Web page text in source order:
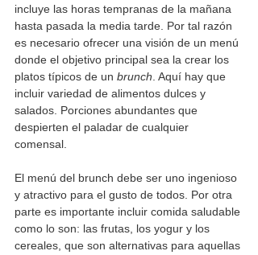
incluye las horas tempranas de la mañana
hasta pasada la media tarde. Por tal razón
es necesario ofrecer una visión de un menú
donde el objetivo principal sea la crear los
platos típicos de un brunch. Aquí hay que
incluir variedad de alimentos dulces y
salados. Porciones abundantes que
despierten el paladar de cualquier
comensal.
El menú del brunch debe ser uno ingenioso
y atractivo para el gusto de todos. Por otra
parte es importante incluir comida saludable
como lo son: las frutas, los yogur y los
cereales, que son alternativas para aquellas